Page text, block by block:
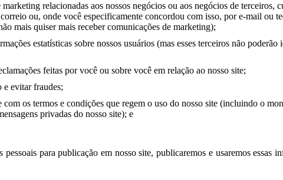
relacionadas aos nossos negócios ou aos negócios de terceiros,
ou, onde você especificamente concordou com isso, por e-mail ou
mais quiser mais receber comunicações de marketing);
estatísticas sobre nossos usuários (mas esses terceiros não
feitas por você ou sobre você em relação ao nosso site;
e evitar fraudes;
os termos e condições que regem o uso do nosso site (incluindo o
privadas do nosso site); e
pessoais para publicação em nosso site, publicaremos e usaremos essas